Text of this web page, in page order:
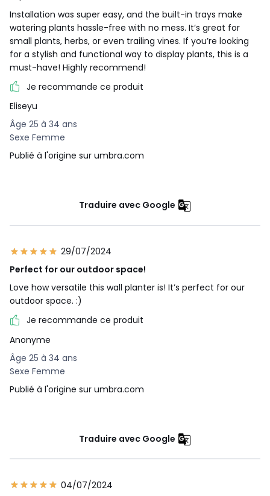
Installation was super easy, and the built-in trays make
watering plants hassle-free with no mess. It’s great for
small plants, herbs, or even trailing vines. If you’re looking
for a stylish and functional way to display plants, this is a
must-have! Highly recommend!
Je recommande ce produit
Eliseyu
Âge 25 à 34 ans
Sexe Femme
Publié à l'origine sur umbra.com
Traduire avec Google
29/07/2024
Perfect for our outdoor space!
Love how versatile this wall planter is! It’s perfect for our
outdoor space. :)
Je recommande ce produit
Anonyme
Âge 25 à 34 ans
Sexe Femme
Publié à l'origine sur umbra.com
Traduire avec Google
04/07/2024